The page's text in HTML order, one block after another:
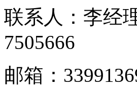
联系人：李经
7505666
邮箱：